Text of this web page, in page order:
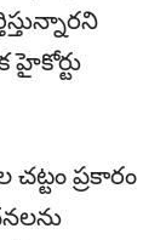
హైకోర్టు
ప్రకారం